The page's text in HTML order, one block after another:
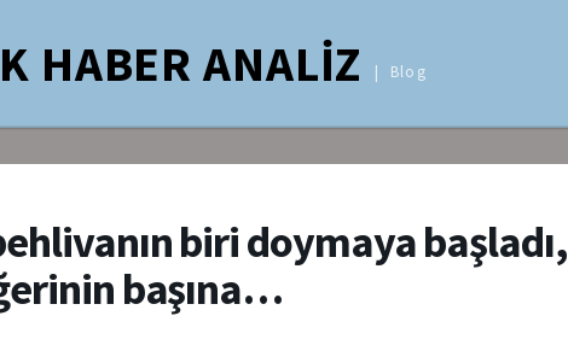
HABER ANALİZ Blog
biri doymaya başladı,
başına…